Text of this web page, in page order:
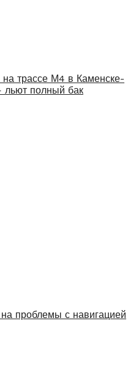
трассе М4 в Каменске-
полный бак
проблемы с навигацией